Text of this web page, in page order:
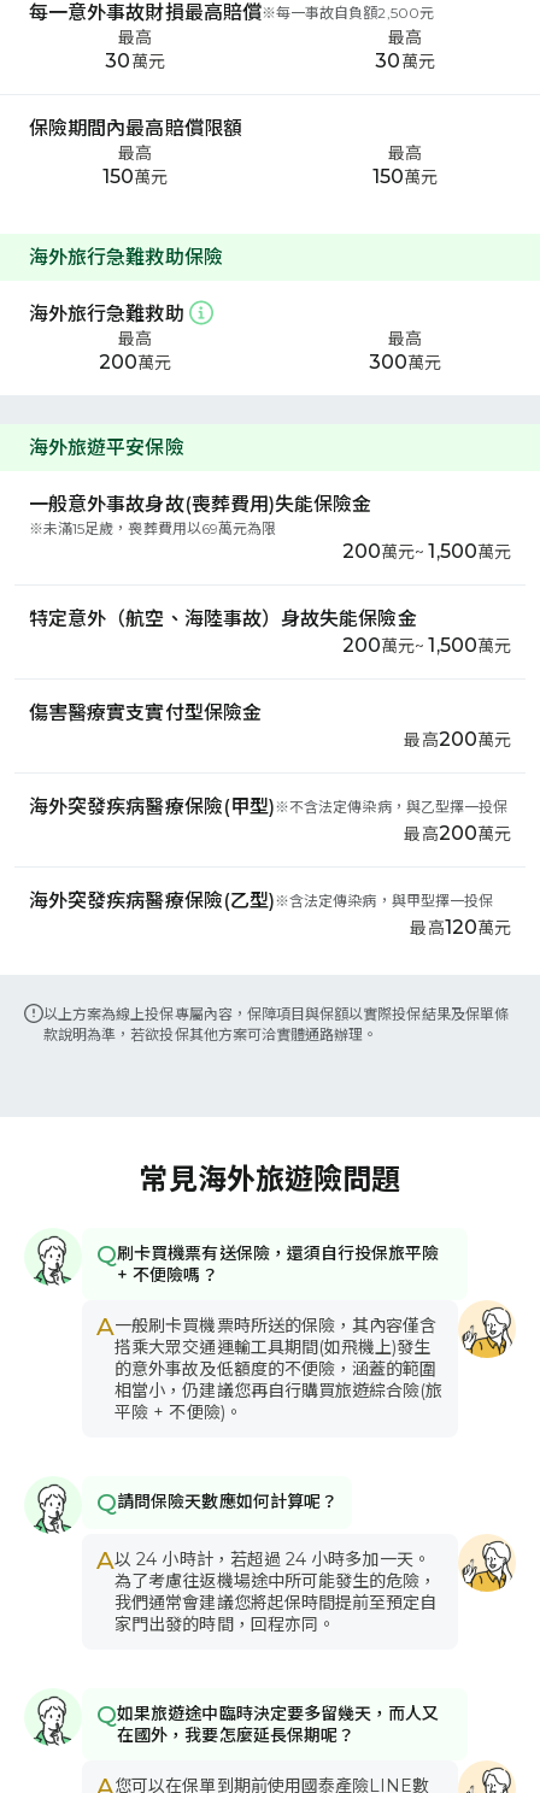
每一意外事故財損最高賠償※每一事故自負額2,500元
最高
30萬元
最高
30萬元
保險期間內最高賠償限額
最高
150萬元
最高
150萬元
海外旅行急難救助保險
海外旅行急難救助
最高
200萬元
最高
300萬元
海外旅遊平安保險
一般意外事故身故(喪葬費用)失能保險金
※未滿15足歲，喪葬費用以69萬元為限
200萬元~ 1,500萬元
特定意外（航空、海陸事故）身故失能保險金
200萬元~ 1,500萬元
傷害醫療實支實付型保險金
最高200萬元
海外突發疾病醫療保險(甲型)※不含法定傳染病，與乙型擇一投保
最高200萬元
海外突發疾病醫療保險(乙型)※含法定傳染病，與甲型擇一投保
最高120萬元
以上方案為線上投保專屬內容，保障項目與保額以實際投保結果及保單條
款說明為準，若欲投保其他方案可洽實體通路辦理。
常見海外旅遊險問題
Q刷卡買機票有送保險，還須自行投保旅平險
+ 不便險嗎？
A一般刷卡買機票時所送的保險，其內容僅含
搭乘大眾交通運輸工具期間(如飛機上)發生
的意外事故及低額度的不便險，涵蓋的範圍
相當小，仍建議您再自行購買旅遊綜合險(旅
平險 + 不便險)。
Q請問保險天數應如何計算呢？
A以 24 小時計，若超過 24 小時多加一天。
為了考慮往返機場途中所可能發生的危險，
我們通常會建議您將起保時間提前至預定自
家門出發的時間，回程亦同。
Q如果旅遊途中臨時決定要多留幾天，而人又
在國外，我要怎麼延長保期呢？
您可以在保單到期前使用國泰產險LINE數